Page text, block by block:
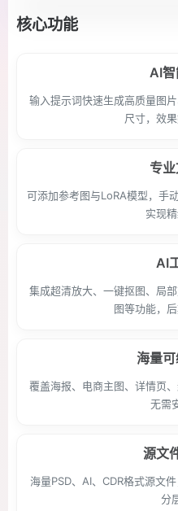
核心功能
AI智
输入提示词快速生成高质量图
尺寸，效
专
可添加参考图与LoRA模型，手
实现
AI
集成超清放大、一键抠图、局
图等功能，
海量
覆盖海报、电商主图、详情页
无需
源文
海量PSD、AI、CDR格式源文
分